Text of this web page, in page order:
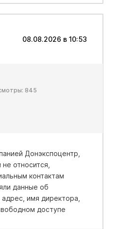
08.08.2026 в 10:53
845
Донэкспоцентр,
относится,
контактам
данные об
имя директора,
доступе